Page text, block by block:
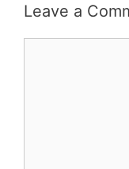
Leave a